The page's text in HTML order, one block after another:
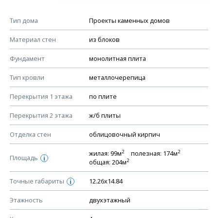
Тип дома Проекты каменных домов
Материал стен из блоков
Фундамент монолитная плита
Тип кровли металлочерепица
Перекрытия 1 этажа по плите
Перекрытия 2 этажа ж/б плиты
Отделка стен облицовочный кирпич
Площадь i
жилая: 99м2 полезная: 174м2
общая: 204м2
Точные габариты i 12.26х14.84
Этажность двухэтажный
Смотрите советы по выбору материала в нашем
КОНСТРУКТИВНЫЕ РЕШЕНИЯ (КР)
Ведомость рабочих чертежей основного комплекта КР
План фундамента
Устройство фундамента, спецификация материалов
Планы перекрытий этажей, спецификация элементов
Устройство перекрытий
Устройство стен
Спецификация материалов стен
Схема расположения лаг чердака (если есть)
Схема расположения элементов стропил
Спецификация элементов стропил
Устройство стропильной системы